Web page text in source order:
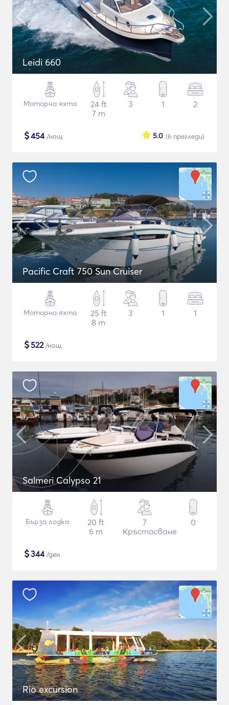
Leidi 660
Моторна яхта
24 ft
7 m
3 1 2
$454/нощ (6 прегледи)
5.0
Pacific Craft 750 Sun Cruiser
Моторна яхта
25 ft
8 m
3 1 1
$522/нощ
Salmeri Calypso 21
Бърза лодка
20 ft
6 m
7
Кръстосване
0
$344/ден
Rio excursion